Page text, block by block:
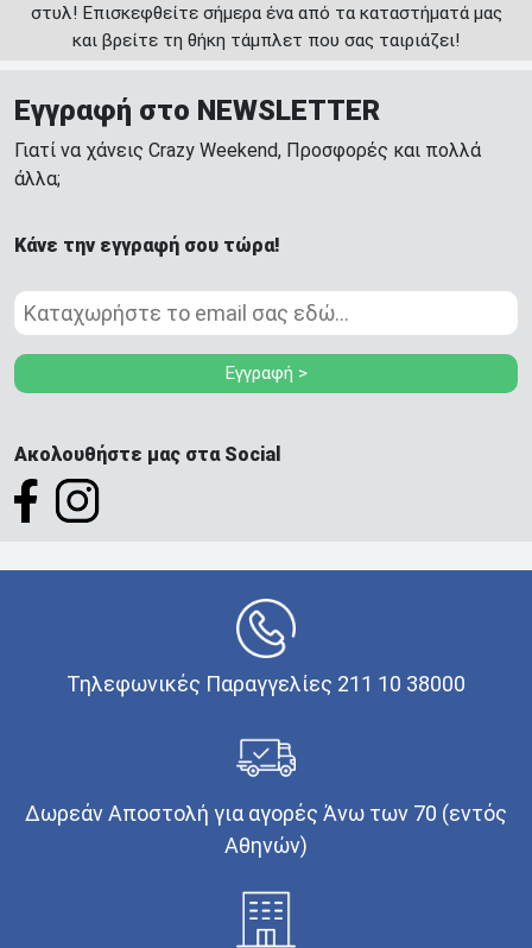
στυλ! Επισκεφθείτε σήμερα ένα από τα καταστήματά μας
και βρείτε τη θήκη τάμπλετ που σας ταιριάζει!
Εγγραφή στο NEWSLETTER
Γιατί να χάνεις Crazy Weekend, Προσφορές και πολλά
άλλα;
Κάνε την εγγραφή σου τώρα!
Εγγραφή >
Ακολουθήστε μας στα Social
Τηλεφωνικές Παραγγελίες 211 10 38000
Δωρεάν Αποστολή για αγορές Άνω των 70 (εντός
Αθηνών)